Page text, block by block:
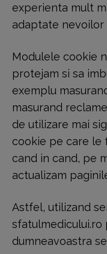
experienta mult
adaptate nevoilor
Modulele cookie
protejam si sa
exemplu
masurand
de utilizare mai
cookie pe care le
cand in cand, pe
actualizam
Astfel, utilizand
sfatulmedicului.ro
dumneavoastra